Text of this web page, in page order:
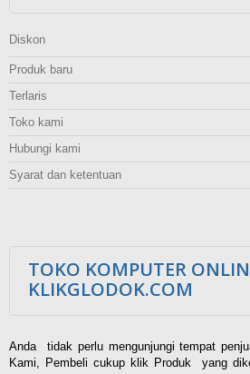
Diskon
Produk baru
Terlaris
Toko kami
Hubungi kami
Syarat dan ketentuan
TOKO KOMPUTER
KLIKGLODOK.COM
Anda tidak perlu mengunjungi tempat
Kami, Pembeli cukup klik Produk yang